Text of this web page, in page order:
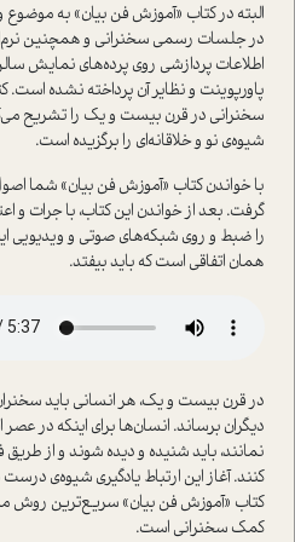
البته در کتاب «آموزش فن بيان» به
در جلسات رسمي سخنراني و همچنين
اطلاعات پردازشي روي پرده‌هاي نمايش
پاور‌پوينت و نظاير آن پرداخته نشده است.
سخنراني در قرن بيست و يک را تشريح
شيوه‌ي نو و خلاقانه‌اي را برگزيده است.
با خواندن کتاب «آموزش فن بيان» شما
گرفت. بعد از خواندن اين کتاب، با جرات و
را ضبط و روي شبکه‌هاي صوتي و ويديويي
همان اتفاقي است که بايد بيفتد.
در قرن بيست و يک، هر انساني بايد
ديگران برساند. انسان‌ها براي اينکه در عصر
نمانند، بايد شنيده و ديده شوند و از
کنند. آغاز اين ارتباط يادگيري شيوه‌ي
کتاب «آموزش فن بيان» سريع‌ترين روش
کمک سخنراني است.